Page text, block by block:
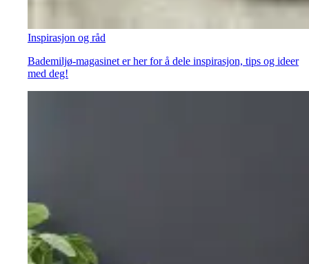
Inspirasjon og råd
Bademiljø-magasinet er her for å dele inspirasjon, tips og ideer
med deg!